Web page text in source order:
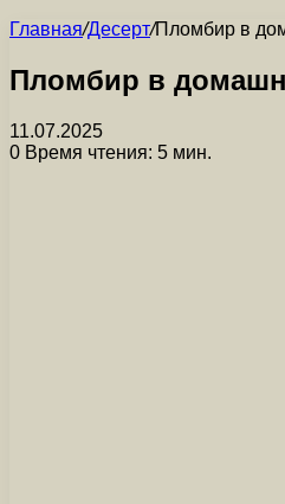
Главная/Десерт/Пломбир в
Пломбир в
11.07.2025
0 Время чтения: 5 мин.